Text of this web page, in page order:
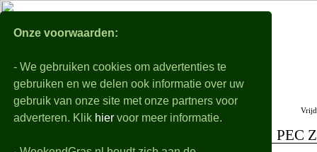
Onze voorwaarden:
- We gebruiken cookies om advertenties te
gebruiken en we delen ook informatie over uw
gebruik van onze site met onze partners voor
adverteren. Klik hier voor meer informatie.
Nabeschouwingen
Alle eredivisie samenvattingen, uitslagen, details en filmpjes van de gespeelde
PEC